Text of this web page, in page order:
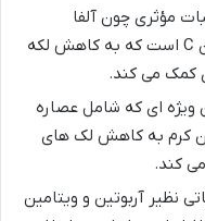
مؤثری چون آلفا
هیدروکسی اسید (AHA) و ویتامین C است که به کاهش لکه
کمک می کند.
ویژه ای که شامل عصاره
کرم به کاهش لک های
کند.
نظیر آربوتین و ویتامین